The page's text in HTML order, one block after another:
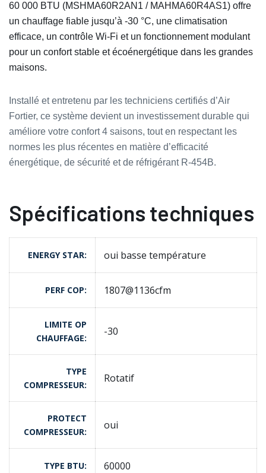
60 000 BTU (MSHMA60R2AN1 / MAHMA60R4AS1) offre
un chauffage fiable jusqu’à -30 °C, une climatisation
efficace, un contrôle Wi‑Fi et un fonctionnement modulant
pour un confort stable et écoénergétique dans les grandes
maisons.
Installé et entretenu par les techniciens certifiés d’Air
Fortier, ce système devient un investissement durable qui
améliore votre confort 4 saisons, tout en respectant les
normes les plus récentes en matière d’efficacité
énergétique, de sécurité et de réfrigérant R‑454B.
Spécifications techniques
ENERGY STAR oui basse température
PERF COP 1807@1136cfm
LIMITE OP
CHAUFFAGE
-30
TYPE
COMPRESSEUR
Rotatif
PROTECT
COMPRESSEUR
oui
TYPE BTU 60000